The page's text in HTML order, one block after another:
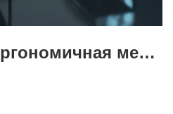
Проверенная, эргономичная мебель для офиса